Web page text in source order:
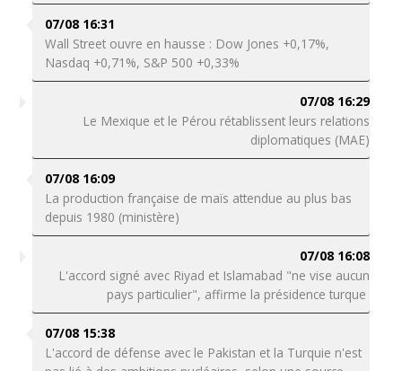
07/08 16:31
Wall Street ouvre en hausse : Dow Jones +0,17%,
Nasdaq +0,71%, S&P 500 +0,33%
07/08 16:29
Le Mexique et le Pérou rétablissent leurs relations
diplomatiques (MAE)
07/08 16:09
La production française de maïs attendue au plus bas
depuis 1980 (ministère)
07/08 16:08
L'accord signé avec Riyad et Islamabad "ne vise aucun
pays particulier", affirme la présidence turque
07/08 15:38
L'accord de défense avec le Pakistan et la Turquie n'est